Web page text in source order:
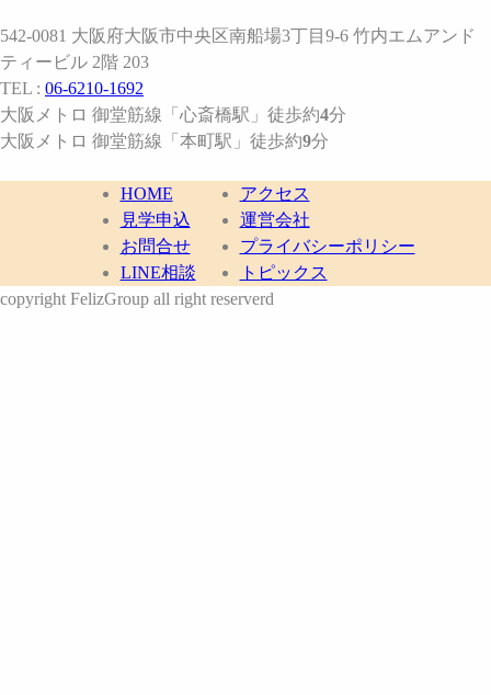
542-0081 大阪府大阪市中央区南船場3丁目9-6 竹内エムアンド
ティービル 2階 203
TEL : 06-6210-1692
大阪メトロ 御堂筋線 「心斎橋駅」 徒歩約4分
大阪メトロ 御堂筋線 「本町駅」 徒歩約9分
HOME
見学申込
お問合せ
LINE相談
アクセス
運営会社
プライバシーポリシー
トピックス
copyright FelizGroup all right reserverd